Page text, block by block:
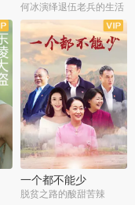
何冰演绎退伍老兵的生活
全36集
一个都不能少
脱贫之路的酸甜苦辣